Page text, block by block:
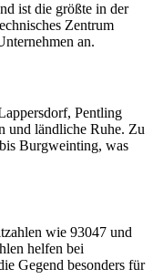
ist die größte in der
Zentrum
an.
Pentling
und ländliche Ruhe. Zu
Burgweinting, was
wie 93047 und
helfen bei
Gegend besonders für